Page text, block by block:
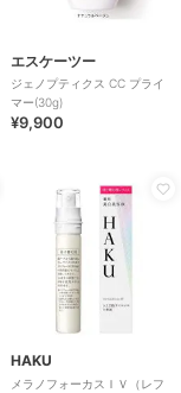
エスケーツー
ジェノプティクス CC プライ
マー(30g)
¥9,900
HAKU
メラノフォーカスＩＶ（レフ